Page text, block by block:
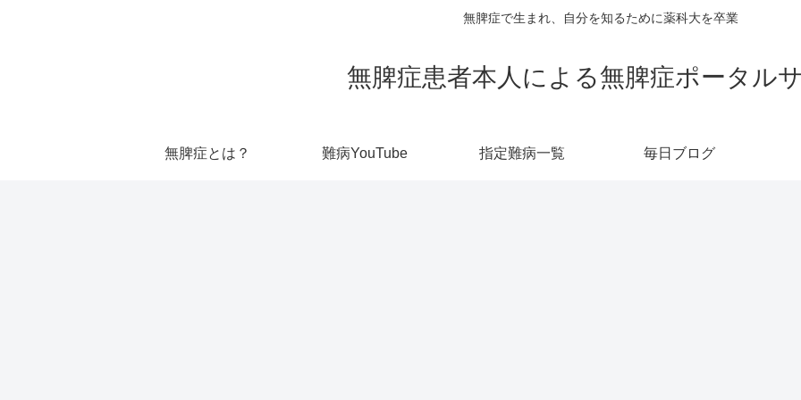
無脾症で生まれ、自分を知るために薬科大を卒業
無脾症患者本人による無脾症ポータル
無脾症とは？ 難病YouTube 指定難病一覧 毎日ブログ